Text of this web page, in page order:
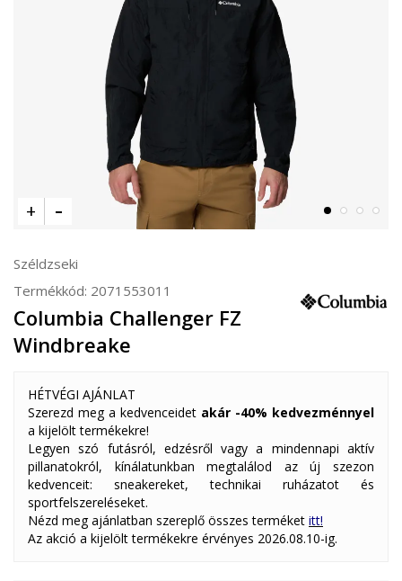
Széldzseki
Termékkód: 2071553011
Columbia Challenger FZ
Windbreake
HÉTVÉGI AJÁNLAT
Szerezd meg a kedvenceidet akár -40% kedvezménnyel
a kijelölt termékekre!
Legyen szó futásról, edzésről vagy a mindennapi aktív
pillanatokról, kínálatunkban megtalálod az új szezon
kedvenceit: sneakereket, technikai ruházatot és
sportfelszereléseket.
Nézd meg ajánlatban szereplő összes terméket itt!
Az akció a kijelölt termékekre érvényes 2026.08.10-ig.